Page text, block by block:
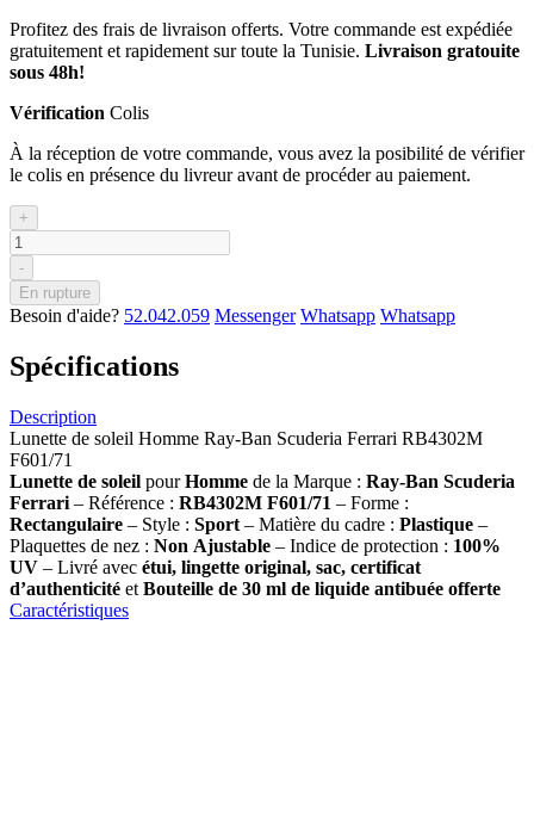
Profitez des frais de livraison offerts. Votre commande est expédiée
gratuitement et rapidement sur toute la Tunisie. Livraison gratouite
sous 48h!
Vérification Colis
À la réception de votre commande, vous avez la posibilité de vérifier
le colis en présence du livreur avant de procéder au paiement.
+
-
En rupture
Besoin d'aide? 52.042.059 Messenger Whatsapp Whatsapp
Spécifications
Description
Lunette de soleil Homme Ray-Ban Scuderia Ferrari RB4302M
F601/71
Lunette de soleil pourHomme de la Marque : Ray-Ban Scuderia
Ferrari – Référence : RB4302M F601/71 – Forme :
Rectangulaire – Style : Sport – Matière du cadre : Plastique –
Plaquettes de nez : Non Ajustable – Indice de protection : 100%
UV – Livré avec étui, lingette original, sac, certificat
d’authenticité et Bouteille de 30 ml de liquide antibuée offerte
Caractéristiques